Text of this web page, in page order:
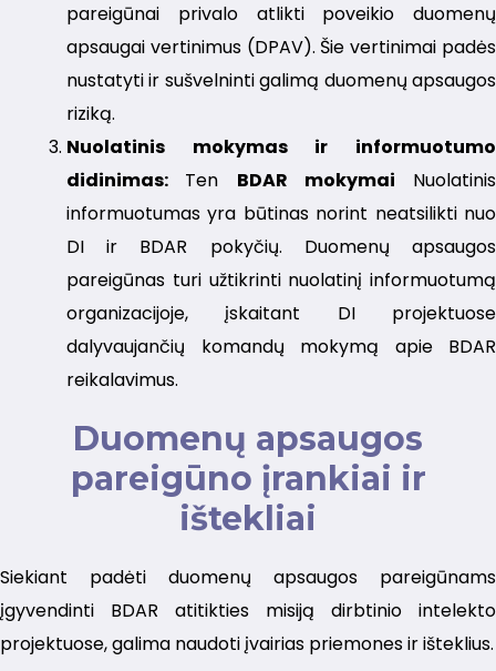
pareigūnai privalo atlikti poveikio duomenų
apsaugai vertinimus (DPAV). Šie vertinimai padės
nustatyti ir sušvelninti galimą duomenų apsaugos
riziką.
Nuolatinis mokymas ir informuotumo
didinimas: Ten BDAR mokymai Nuolatinis
informuotumas yra būtinas norint neatsilikti nuo
DI ir BDAR pokyčių. Duomenų apsaugos
pareigūnas turi užtikrinti nuolatinį informuotumą
organizacijoje, įskaitant DI projektuose
dalyvaujančių komandų mokymą apie BDAR
reikalavimus.
Duomenų apsaugos
pareigūno įrankiai ir
ištekliai
Siekiant padėti duomenų apsaugos pareigūnams
įgyvendinti BDAR atitikties misiją dirbtinio intelekto
projektuose, galima naudoti įvairias priemones ir išteklius.